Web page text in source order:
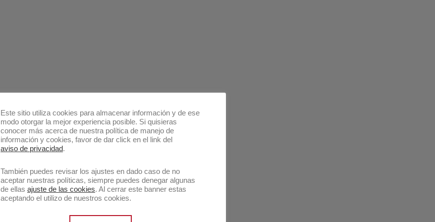
Este sitio utiliza cookies para almacenar información y de ese
modo otorgar la mejor experiencia posible. Si quisieras
conocer más acerca de nuestra política de manejo de
información y cookies, favor de dar click en el link del
aviso de privacidad.
También puedes revisar los ajustes en dado caso de no
aceptar nuestras políticas, siempre puedes denegar algunas
de ellas ajuste de las cookies. Al cerrar este banner estas
aceptando el utilizo de nuestros cookies.